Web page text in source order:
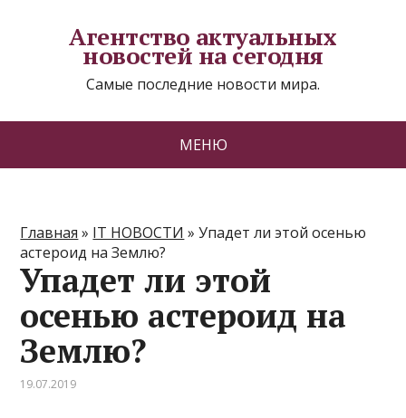
Агентство актуальных
новостей на сегодня
Самые последние новости мира.
МЕНЮ
Главная » IT НОВОСТИ »Упадет ли этой осенью
астероид на Землю?
Упадет ли этой
осенью астероид на
Землю?
19.07.2019